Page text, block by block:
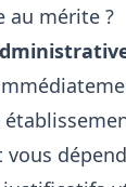
au mérite ?
vous